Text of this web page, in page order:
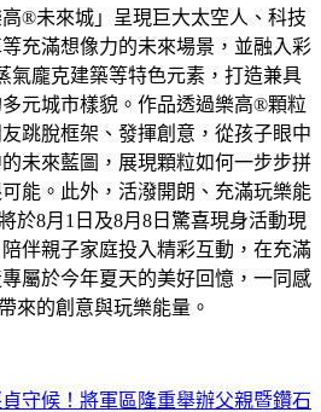
®未來城」呈現巨大太空人、科技
充滿想像力的未來場景，並融入彩
氣龐克建築等特色元素，打造兼具
元城市樣貌。作品透過樂高®顆粒
跳脫框架、發揮創意，從孩子眼中
未來藍圖，展現顆粒如何一步步拼
能。此外，活潑開朗、充滿玩樂能
於8月1日及8月8日驚喜現身活動現
伴親子家庭投入精彩互動，在充滿
屬於今年夏天的美好回憶，一同感
來的創意與玩樂能量。
守候！將軍區隆重舉辦父親暨鑽石